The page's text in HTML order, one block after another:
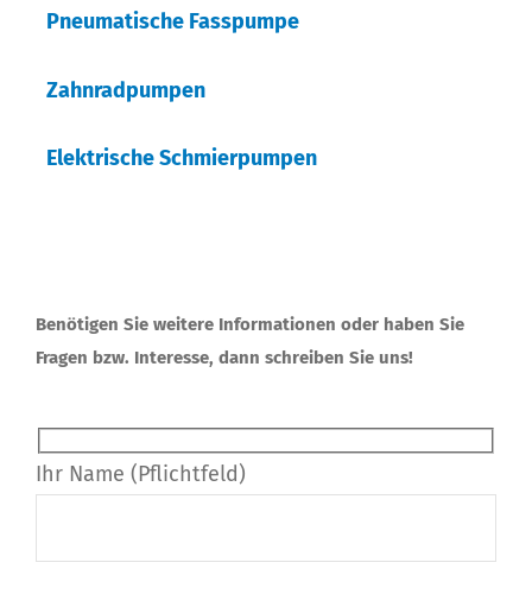
Pneumatische Fasspumpe
Zahnradpumpen
Elektrische Schmierpumpen
Benötigen Sie weitere Informationen oder haben Sie
Fragen bzw. Interesse, dann schreiben Sie uns!
Ihr Name (Pflichtfeld)